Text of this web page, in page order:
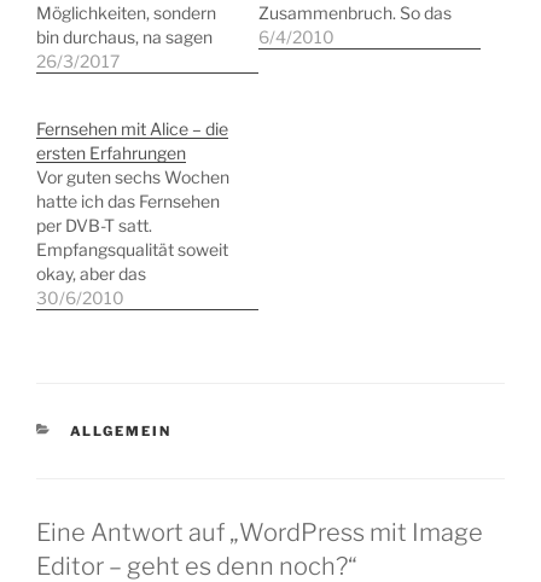
Möglichkeiten, sondern
bin durchaus, na sagen
wir mal,
gelegentlicher Zuschauer
der einschlägigen
Verkaufssender. Nach
vielen kurzen
Begegnungen mit dem
Produkt Easiyo bei QVC
habe ich mir dann doch
mal ein Starter-Set…
26/3/2017
Zusammenbruch. So das
gängige Klischee und die
6/4/2010
Fernsehen mit Alice – die
ersten Erfahrungen
Vor guten sechs Wochen
hatte ich das Fernsehen
per DVB-T satt.
Empfangsqualität soweit
okay, aber das
Programmangebot
zur Empfangsqualität und
überzeugen. Sat?
Bisschen viel Aufwand…
30/6/2010
KATEGORIEN
ALLGEMEIN
Eine Antwort auf „WordPress mit Image
Editor – geht es denn noch?“